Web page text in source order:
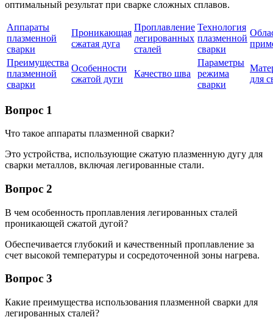
оптимальный результат при сварке сложных сплавов.
Аппараты
плазменной
сварки
Проникающая
сжатая дуга
Проплавление
легированных
сталей
Технология
плазменной
сварки
Преимущества
плазменной
сварки
Особенности
сжатой дуги
Качество шва
Параметры
режима
сварки
для
Вопрос 1
Что такое аппараты плазменной сварки?
Это устройства, использующие сжатую плазменную дугу для
сварки металлов, включая легированные стали.
Вопрос 2
В чем особенность проплавления легированных сталей
проникающей сжатой дугой?
Обеспечивается глубокий и качественный проплавление за
счет высокой температуры и сосредоточенной зоны нагрева.
Вопрос 3
Какие преимущества использования плазменной сварки для
легированных сталей?